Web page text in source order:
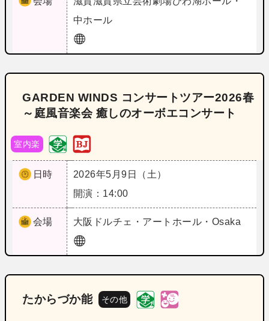
中ホール
GARDEN WINDS コンサートツアー2026春
～庭風音楽会 癒しのオーボエコンサート
室内楽
日時
2026年5月9日（土）
開演：14:00
会場 大阪 ドルチェ・アートホール・Osaka
たからづか能 その他